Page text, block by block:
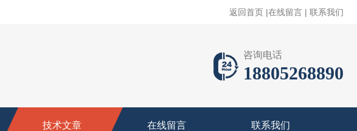
返回首页 |在线留言 | 联系我们
咨询电话
18805268890
技术文章 在线留言 联系我们